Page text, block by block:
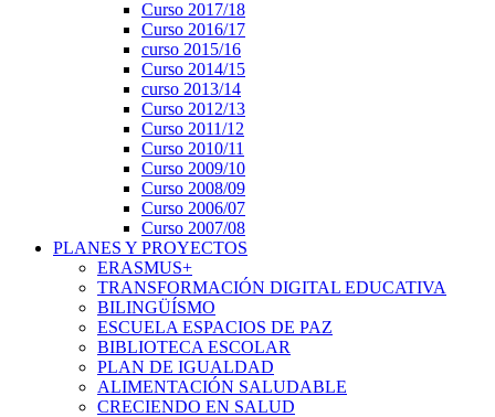
Curso 2017/18
Curso 2016/17
curso 2015/16
Curso 2014/15
curso 2013/14
Curso 2012/13
Curso 2011/12
Curso 2010/11
Curso 2009/10
Curso 2008/09
Curso 2006/07
Curso 2007/08
PLANES Y PROYECTOS
ERASMUS+
TRANSFORMACIÓN DIGITAL EDUCATIVA
BILINGÜÍSMO
ESCUELA ESPACIOS DE PAZ
BIBLIOTECA ESCOLAR
PLAN DE IGUALDAD
ALIMENTACIÓN SALUDABLE
CRECIENDO EN SALUD